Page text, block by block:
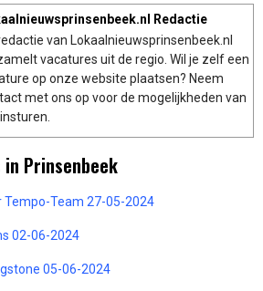
Redactie
van Lokaalnieuwsprinsenbeek.nl
vacatures uit de regio. Wil je zelf een
op onze website plaatsen? Neem
met ons op voor de mogelijkheden van
Prinsenbeek
Team 27-05-2024
02-06-2024
05-06-2024